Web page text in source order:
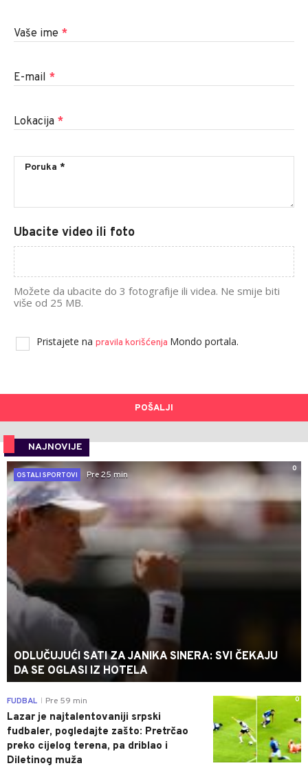
Vaše ime *
E-mail *
Lokacija *
Ubacite video ili foto
Možete da ubacite do 3 fotografije ili videa. Ne smije biti
više od 25 MB.
Pristajete na pravila korišćenja Mondo portala.
POŠALJI
NAJNOVIJE
0
OSTALI SPORTOVI
Pre 25 min
ODLUČUJUĆI SATI ZA JANIKA SINERA: SVI ČEKAJU
DA SE OGLASI IZ HOTELA
0
FUDBAL Pre 59 min
Lazar je najtalentovaniji srpski
fudbaler, pogledajte zašto: Pretrčao
preko cijelog terena, pa driblao i
Diletinog muža